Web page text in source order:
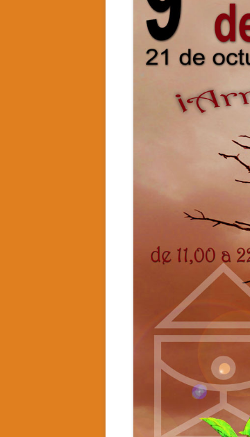
CASA RURAL LA CANDEA
CASA RURAL LA CALZADA REAL
HOTEL RURAL EL VERDENAL